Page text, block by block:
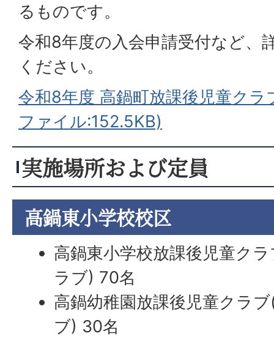
るものです。
令和8年度の入会申請受付など、
ください。
令和8年度 高鍋町放課後児童クラ
ファイル:152.5KB)
実施場所および定員
高鍋東小学校校区
高鍋東小学校放課後児童ク
ラブ) 70名
高鍋幼稚園放課後児童クラ
ブ) 30名